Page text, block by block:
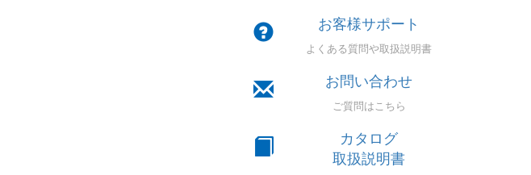
お客様サポート
よくある質問や取扱説明書
お問い合わせ
ご質問はこちら
カタログ
取扱説明書